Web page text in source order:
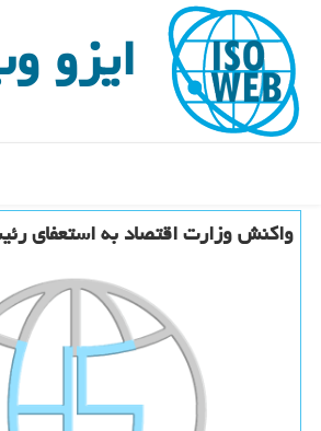
ایزو
واكنش وزارت اقتصاد به استعفای